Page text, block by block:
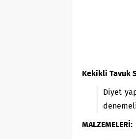
Kekikli Tavuk
Diyet
MALZEMELERİ: